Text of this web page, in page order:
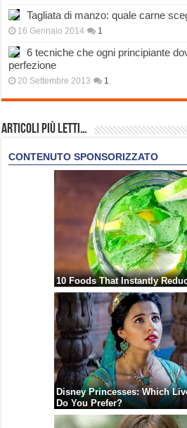
Tagliata di manzo: quale carne
16 Gennaio 2014 1
6 tecniche che ogni principiante
perfezione
20 Settembre 2013 1
Articoli più Letti…